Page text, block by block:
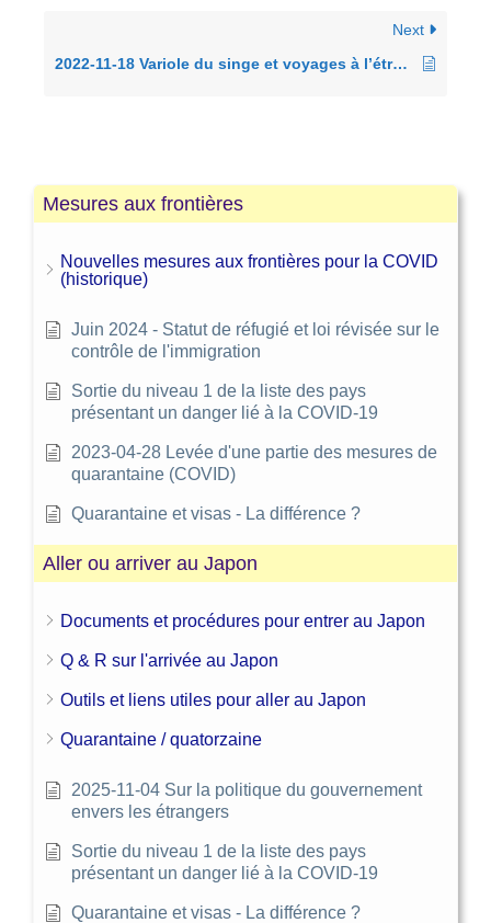
Mesures aux frontières
Nouvelles mesures aux frontières pour la COVID
(historique)
Juin 2024 - Statut de réfugié et loi révisée sur le
contrôle de l'immigration
Sortie du niveau 1 de la liste des pays
présentant un danger lié à la COVID-19
2023-04-28 Levée d'une partie des mesures de
quarantaine (COVID)
Quarantaine et visas - La différence ?
Aller ou arriver au Japon
Documents et procédures pour entrer au Japon
Q & R sur l'arrivée au Japon
Outils et liens utiles pour aller au Japon
Quarantaine / quatorzaine
2025-11-04 Sur la politique du gouvernement
envers les étrangers
Sortie du niveau 1 de la liste des pays
présentant un danger lié à la COVID-19
Quarantaine et visas - La différence ?
Next
2022-11-18 Variole du singe et voyages à l’étranger (16ᵉ publication)